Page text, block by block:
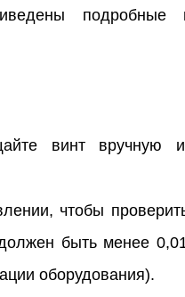
винт вручную
чтобы
быть менее
оборудования).